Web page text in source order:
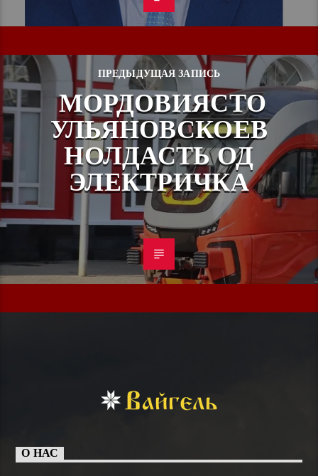
ПРЕДЫДУЩАЯ ЗАПИСЬ
МОРДОВИЯСТО
УЛЬЯНОВСКОЕВ
НОЛДАСТЬ ОД
ЭЛЕКТРИЧКА
О НАС